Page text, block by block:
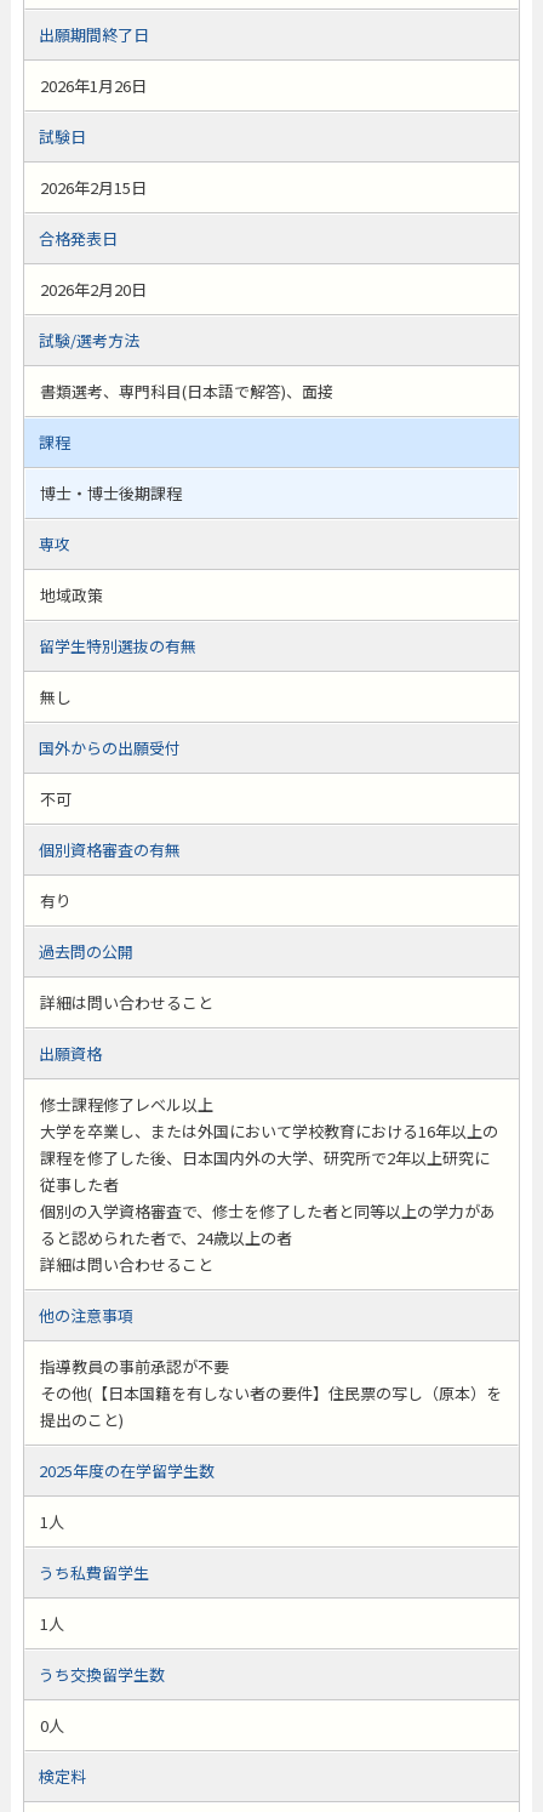
出願期間終了日
2026年1月26日
試験日
2026年2月15日
合格発表日
2026年2月20日
試験/選考方法
書類選考、専門科目(日本語で解答)、面接
課程
博士・博士後期課程
専攻
地域政策
留学生特別選抜の有無
無し
国外からの出願受付
不可
個別資格審査の有無
有り
過去問の公開
詳細は問い合わせること
出願資格
修士課程修了レベル以上
大学を卒業し、または外国において学校教育における16年以上の
課程を修了した後、日本国内外の大学、研究所で2年以上研究に
従事した者
個別の入学資格審査で、修士を修了した者と同等以上の学力があ
ると認められた者で、24歳以上の者
詳細は問い合わせること
他の注意事項
指導教員の事前承認が不要
その他(【日本国籍を有しない者の要件】住民票の写し（原本）を
提出のこと)
2025年度の在学留学生数
1人
うち私費留学生
1人
うち交換留学生数
0人
検定料